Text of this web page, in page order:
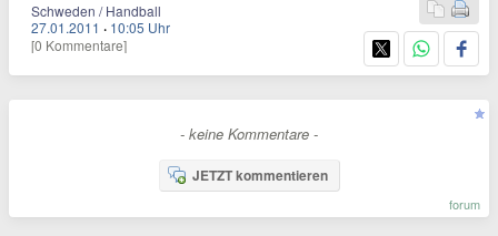
Schweden / Handball
27.01.2011 · 10:05 Uhr
[0 Kommentare]
- keine Kommentare -
JETZT kommentieren
forum